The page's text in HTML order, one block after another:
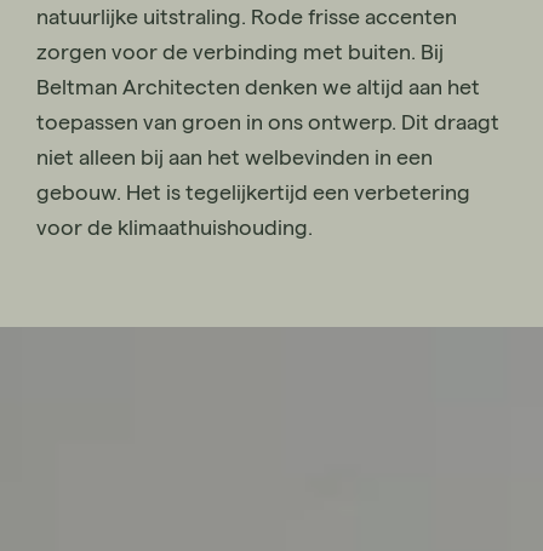
natuurlijke uitstraling. Rode frisse accenten
zorgen voor de verbinding met buiten. Bij
Beltman Architecten denken we altijd aan het
toepassen van groen in ons ontwerp. Dit draagt
niet alleen bij aan het welbevinden in een
gebouw. Het is tegelijkertijd een verbetering
voor de klimaathuishouding.